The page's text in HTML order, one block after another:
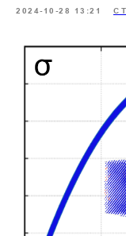
2024-10-28 13:21